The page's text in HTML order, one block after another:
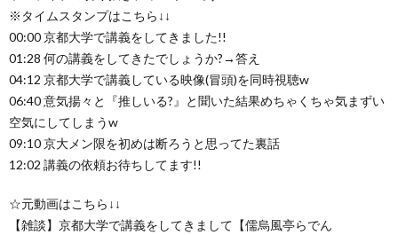
※タイムスタンプはこちら↓↓
00:00 京都大学で講義をしてきました!!
01:28 何の講義をしてきたでしょうか?→答え
04:12 京都大学で講義している映像(冒頭)を同時視聴w
06:40 意気揚々と『推しいる?』と聞いた結果めちゃくちゃ気まずい
空気にしてしまうw
09:10 京大メン限を初めは断ろうと思ってた裏話
12:02 講義の依頼お待ちしてます!!
☆元動画はこちら↓↓
【雑談】京都大学で講義をしてきまして【儒烏風亭らでん